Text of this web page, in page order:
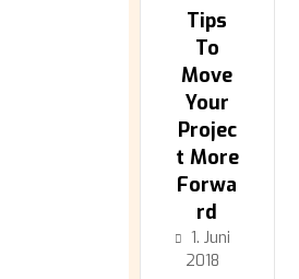
Tips
To
Move
Your
Projec
t More
Forwa
rd
1. Juni
2018